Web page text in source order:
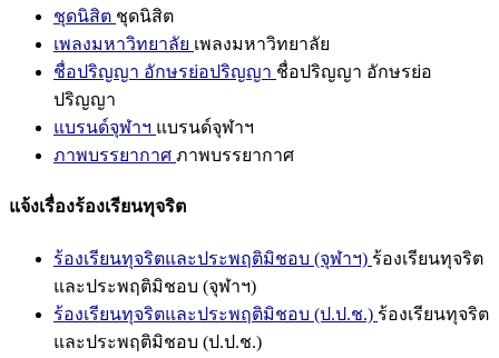
ชุดนิสิต ชุดนิสิต
เพลงมหาวิทยาลัย เพลงมหาวิทยาลัย
ชื่อปริญญา อักษรย่อปริญญา ชื่อปริญญา อักษรย่อ
ปริญญา
แบรนด์จุฬาฯ แบรนด์จุฬาฯ
ภาพบรรยากาศ ภาพบรรยากาศ
แจ้งเรื่องร้องเรียนทุจริต
ร้องเรียนทุจริตและประพฤติมิชอบ (จุฬาฯ) ร้องเรียนทุจริต
และประพฤติมิชอบ (จุฬาฯ)
ร้องเรียนทุจริตและประพฤติมิชอบ (ป.ป.ช.) ร้องเรียนทุจริต
และประพฤติมิชอบ (ป.ป.ช.)